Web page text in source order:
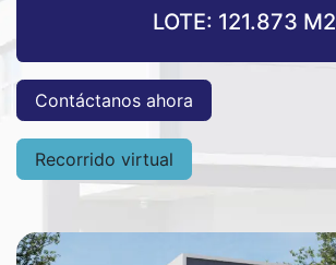
LOTE: 121.873 M2
Contáctanos ahora
Recorrido virtual